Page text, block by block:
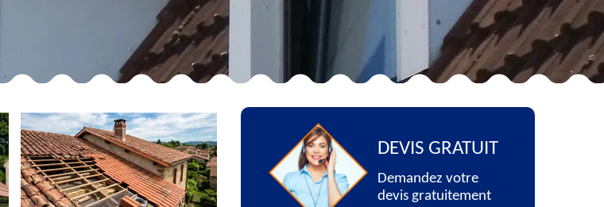
DEVIS GRATUIT
Demandez votre
devis gratuitement